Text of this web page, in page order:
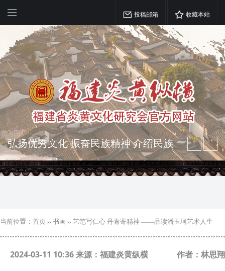
投稿邮箱 收藏本站
突出海西特色 报道台港澳侨 坚持古为
今用 力求雅俗共赏
弘扬优秀文化 振奋民族精神 介绍民族
当前位置： 首页 ›› 书画 ›› 艺笔写仁心 丹青寄精神 ——品读潘玉珂艺术人生
2024-03-11 10:36 来源：福建炎黄纵横 作者：林思翔